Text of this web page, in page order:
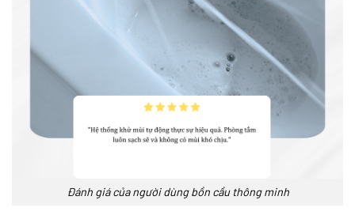
Đánh giá của người dùng bồn cầu thông minh